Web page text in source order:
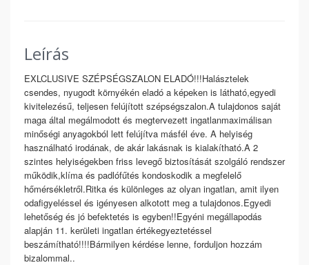
Leírás
EXLCLUSIVE SZÉPSÉGSZALON ELADÓ!!!Halásztelek
csendes, nyugodt környékén eladó a képeken is látható,egyedi
kivitelezésű, teljesen felújított szépségszalon.A tulajdonos saját
maga által megálmodott és megtervezett ingatlanmaximálisan
minőségi anyagokból lett felújítva másfél éve. A helyiség
használható irodának, de akár lakásnak is kialakítható.A 2
szintes helyiségekben friss levegő biztosítását szolgáló rendszer
működik,klíma és padlófűtés kondoskodik a megfelelő
hőmérsékletről.Ritka és különleges az olyan ingatlan, amit ilyen
odafigyeléssel és igényesen alkotott meg a tulajdonos.Egyedi
lehetőség és jó befektetés is egyben!!Egyéni megállapodás
alapján 11. kerületi ingatlan értékegyeztetéssel
beszámítható!!!!Bármilyen kérdése lenne, forduljon hozzám
bizalommal..